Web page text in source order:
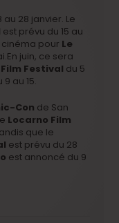
au 28 janvier. Le
est prévu du 15 au
pour Le
juin, ce sera
Festival du 5
au 15.
Con de San
Locarno Film
que le
est prévu du 28
est annoncé du 9